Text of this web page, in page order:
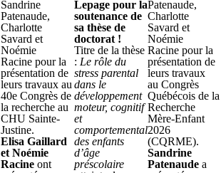
Sandrine
Patenaude,
Charlotte
Savard et
Noémie
Racine pour la
présentation de
leurs travaux au
40e Congrès de
la recherche au
CHU Sainte-
Justine.
Elisa Gaillard
et Noémie
Racine ont
Lepage pour la
soutenance de
sa thèse de
doctorat !
Titre de la thèse
: Le rôle du
stress parental
dans le
développement
moteur, cognitif
et
comportemental
des enfants
d’âge
préscolaire
Patenaude,
Charlotte
Savard et
Noémie
Racine pour la
présentation de
leurs travaux
au Congrès
Québécois de la
Recherche
Mère-Enfant
2026
(CQRME).
Sandrine
Patenaude a